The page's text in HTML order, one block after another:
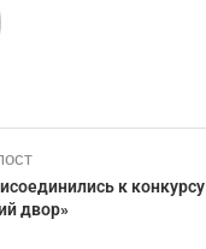
к конкурсу
двор»